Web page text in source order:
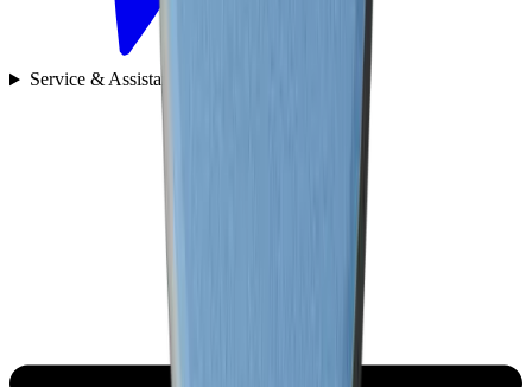
Service & Assistance